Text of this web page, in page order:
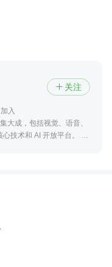
 关注
入
大成，包括视觉、语音、
技术和 AI 开放平台。 即